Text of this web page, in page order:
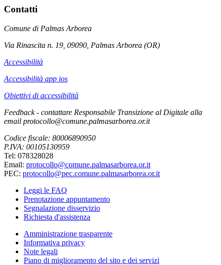
Contatti
Comune di Palmas Arborea
Via Rinascita n. 19, 09090, Palmas Arborea (OR)
Accessibilità
Accessibilità app ios
Obiettivi di accessibilità
Feedback - contattare Responsabile Transizione al Digitale alla
email protocollo@comune.palmasarborea.or.it
Codice fiscale: 80006890950
P.IVA: 00105130959
Tel: 078328028
Email: protocollo@comune.palmasarborea.or.it
PEC: protocollo@pec.comune.palmasarborea.or.it
Leggi le FAQ
Prenotazione appuntamento
Segnalazione disservizio
Richiesta d'assistenza
Amministrazione trasparente
Informativa privacy
Note legali
Piano di miglioramento del sito e dei servizi